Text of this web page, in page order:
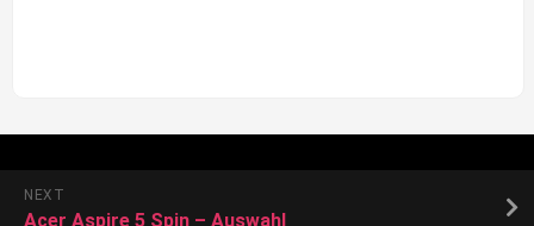
NEXT
Acer Aspire 5 Spin – Auswahl